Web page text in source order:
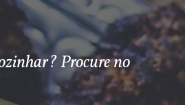
Procure no